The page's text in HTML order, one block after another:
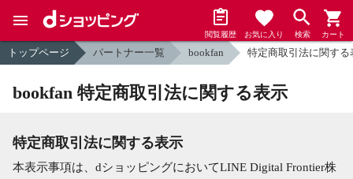
閲覧履歴 お気に入り 検索 カート
トップページ パートナー一覧 bookfan 特定商取引法に関する
bookfan 特定商取引法に関する表示
特定商取引法に関する表示
本表示事項は、dショッピングにおいてLINE Digital Frontier株